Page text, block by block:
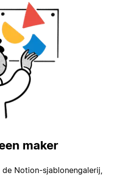
maker
Notion-sjablonengalerij,